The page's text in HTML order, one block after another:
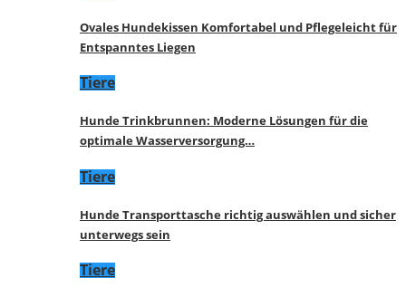
Ovales Hundekissen Komfortabel und Pflegeleicht für
Entspanntes Liegen
Tiere
Hunde Trinkbrunnen: Moderne Lösungen für die
optimale Wasserversorgung…
Tiere
Hunde Transporttasche richtig auswählen und sicher
unterwegs sein
Tiere